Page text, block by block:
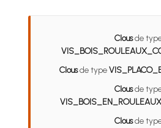
Clousde
Clousde type
Clousde
Clousde